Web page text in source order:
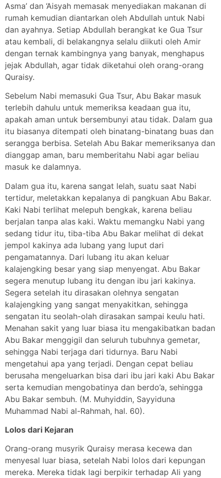
Asma’ dan ‘Aisyah memasak menyediakan makanan di
rumah kemudian diantarkan oleh Abdullah untuk Nabi
dan ayahnya. Setiap Abdullah berangkat ke Gua Tsur
atau kembali, di belakangnya selalu diikuti oleh Amir
dengan ternak kambingnya yang banyak, menghapus
jejak Abdullah, agar tidak diketahui oleh orang-orang
Quraisy.
Sebelum Nabi memasuki Gua Tsur, Abu Bakar masuk
terlebih dahulu untuk memeriksa keadaan gua itu,
apakah aman untuk bersembunyi atau tidak. Dalam gua
itu biasanya ditempati oleh binatang-binatang buas dan
serangga berbisa. Setelah Abu Bakar memeriksanya dan
dianggap aman, baru memberitahu Nabi agar beliau
masuk ke dalamnya.
Dalam gua itu, karena sangat lelah, suatu saat Nabi
tertidur, meletakkan kepalanya di pangkuan Abu Bakar.
Kaki Nabi terlihat melepuh bengkak, karena beliau
berjalan tanpa alas kaki. Waktu memangku Nabi yang
sedang tidur itu, tiba-tiba Abu Bakar melihat di dekat
jempol kakinya ada lubang yang luput dari
pengamatannya. Dari lubang itu akan keluar
kalajengking besar yang siap menyengat. Abu Bakar
segera menutup lubang itu dengan ibu jari kakinya.
Segera setelah itu dirasakan olehnya sengatan
kalajengking yang sangat menyakitkan, sehingga
sengatan itu seolah-olah dirasakan sampai keulu hati.
Menahan sakit yang luar biasa itu mengakibatkan badan
Abu Bakar menggigil dan seluruh tubuhnya gemetar,
sehingga Nabi terjaga dari tidurnya. Baru Nabi
mengetahui apa yang terjadi. Dengan cepat beliau
berusaha mengeluarkan bisa dari ibu jari kaki Abu Bakar
serta kemudian mengobatinya dan berdo’a, sehingga
Abu Bakar sembuh. (M. Muhyiddin, Sayyiduna
Muhammad Nabi al-Rahmah, hal. 60).
Lolos dari Kejaran
Orang-orang musyrik Quraisy merasa kecewa dan
menyesal luar biasa, setelah Nabi lolos dari kepungan
mereka. Mereka tidak lagi berpikir terhadap Ali yang